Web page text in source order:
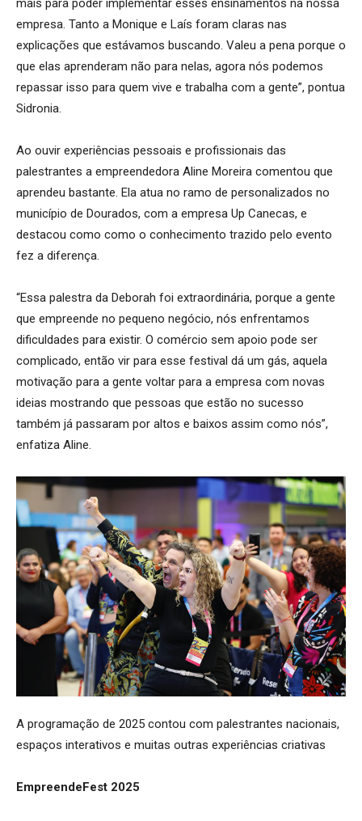
mais para poder implementar esses ensinamentos na nossa
empresa. Tanto a Monique e Laís foram claras nas
explicações que estávamos buscando. Valeu a pena porque o
que elas aprenderam não para nelas, agora nós podemos
repassar isso para quem vive e trabalha com a gente”, pontua
Sidronia.
Ao ouvir experiências pessoais e profissionais das
palestrantes a empreendedora Aline Moreira comentou que
aprendeu bastante. Ela atua no ramo de personalizados no
município de Dourados, com a empresa Up Canecas, e
destacou como como o conhecimento trazido pelo evento
fez a diferença.
“Essa palestra da Deborah foi extraordinária, porque a gente
que empreende no pequeno negócio, nós enfrentamos
dificuldades para existir. O comércio sem apoio pode ser
complicado, então vir para esse festival dá um gás, aquela
motivação para a gente voltar para a empresa com novas
ideias mostrando que pessoas que estão no sucesso
também já passaram por altos e baixos assim como nós”,
enfatiza Aline.
A programação de 2025 contou com palestrantes nacionais,
espaços interativos e muitas outras experiências criativas
EmpreendeFest 2025